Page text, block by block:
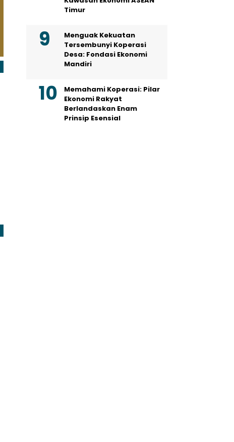
Timur
Menguak Kekuatan
Tersembunyi Koperasi
Desa: Fondasi Ekonomi
Mandiri
Memahami Koperasi: Pilar
Ekonomi Rakyat
Berlandaskan Enam
Prinsip Esensial